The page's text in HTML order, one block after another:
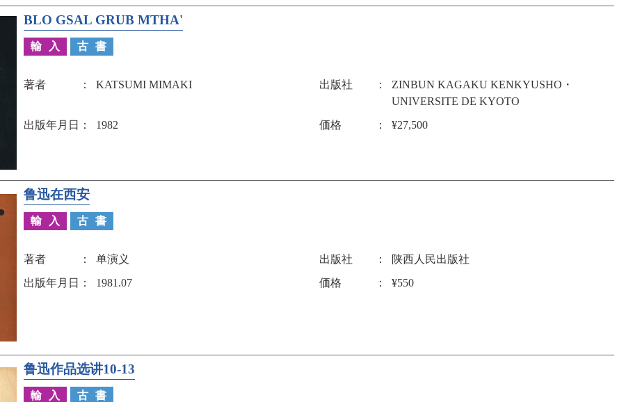
BLO GSAL GRUB MTHA'
輸入 古書
著者 KATSUMI MIMAKI 出版社
ZINBUN KAGAKU KENKYUSHO・
UNIVERSITE DE KYOTO
出版年月日
1982 価格 ¥27,500
鲁迅在西安
輸入 古書
著者 单演义 出版社
陕西人民出版社
出版年月日
1981.07 価格 ¥550
鲁迅作品选讲10-13
輸入 古書